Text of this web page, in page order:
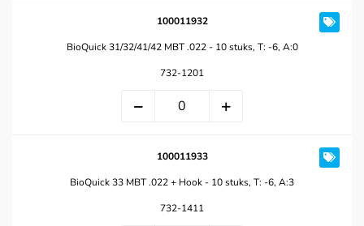
100011932
BioQuick 31/32/41/42 MBT .022 - 10 stuks, T: -6, A:0
732-1201
100011933
BioQuick 33 MBT .022 + Hook - 10 stuks, T: -6, A:3
732-1411